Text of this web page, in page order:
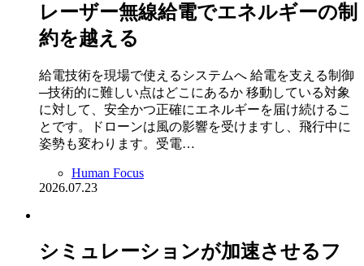
レーザー無線給電でエネルギーの制
約を越える
給電技術を現場で使えるシステムへ 給電を支える制御
─技術的に難しい点はどこにあるか 移動している対象
に対して、安全かつ正確にエネルギーを届け続けるこ
とです。ドローンは風の影響を受けますし、飛行中に
姿勢も変わります。受電…
Human Focus
2026.07.23
シミュレーションが加速させるフ